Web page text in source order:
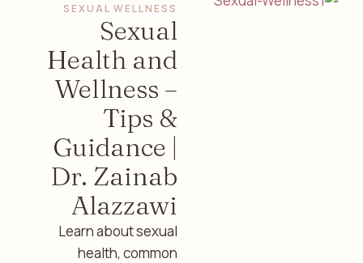
SEXUAL WELLNESS
Sexual
Health and
Wellness –
Tips &
Guidance |
Dr. Zainab
Alazzawi
Learn about sexual
health, common